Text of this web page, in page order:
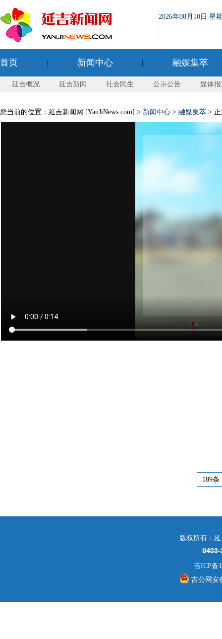
2026年08月10日 星
首页 新闻中心 融媒集萃
延吉概况 延吉新闻 社会民生 公示公告 媒体
您当前的位置：延吉新闻网 [YanJiNews.com] > 新闻中心 > 融媒集萃 >
189条
版权所有：
吉ICP备
吉公网安